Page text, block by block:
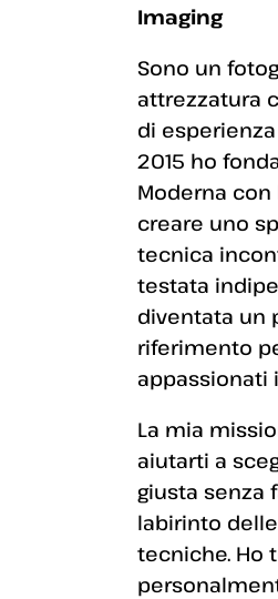
Imaging
Sono un
attrezzatura
di
2015 ho
Moderna con
creare uno
tecnica
testata
diventata un
riferimento
appassionati
La mia
aiutarti a
giusta senza
labirinto
tecniche. Ho